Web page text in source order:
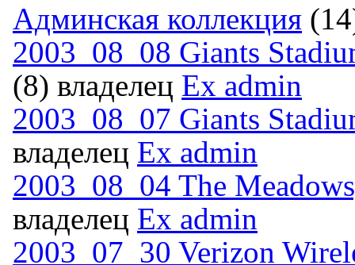
Админская коллекция
2003_08_08 Giants
(8) владелец Ex admin
2003_08_07 Giants
владелец Ex admin
2003_08_04 The
владелец Ex admin
2003_07_30 Verizon